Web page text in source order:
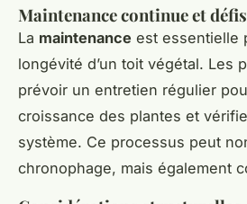
Maintenance continue et
La maintenance est essentielle
longévité d’un toit végétal. Les
prévoir un entretien régulier
croissance des plantes et
système. Ce processus peut
chronophage, mais également